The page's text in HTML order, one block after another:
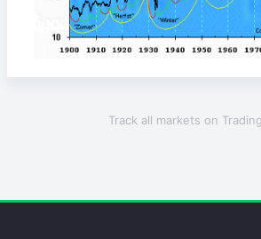
Track all markets on